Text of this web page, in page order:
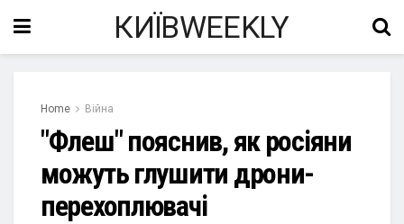
КИЇВWEEKLY
Home Війна
"Флеш" пояснив, як росіяни
можуть глушити дрони-
перехоплювачі